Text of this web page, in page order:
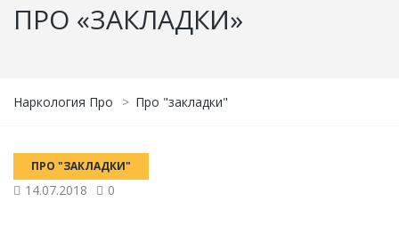
ПРО «ЗАКЛАДКИ»
Наркология Про > Про "закладки"
ПРО "ЗАКЛАДКИ"
14.07.2018 0